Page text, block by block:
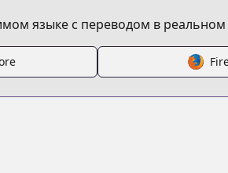
языке с переводом в